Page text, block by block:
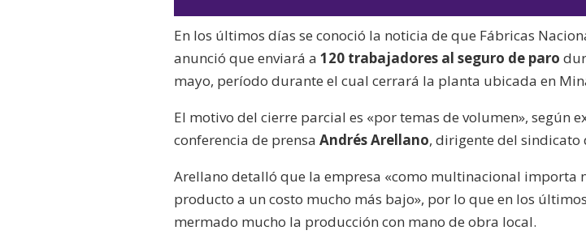
audio
En los últimos días se conoció la noticia de que Fábricas
anunció que enviará a120 trabajadores al seguro de paro
mayo, período durante el cual cerrará la planta ubicada en
El motivo del cierre parcial es «por temas de volumen», según
conferencia de prensaAndrés Arellano, dirigente del sindicato
Arellano detalló que la empresa «como multinacional importa
producto a un costo mucho más bajo», por lo que en los
mermado mucho la producción con mano de obra local.